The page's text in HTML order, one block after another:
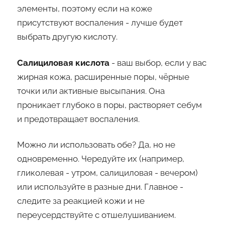
элементы, поэтому если на коже
присутствуют воспаления - лучше будет
выбрать другую кислоту.
Салициловая кислота - ваш выбор, если у вас
жирная кожа, расширенные поры, чёрные
точки или активные высыпания. Она
проникает глубоко в поры, растворяет себум
и предотвращает воспаления.
Можно ли использовать обе? Да, но не
одновременно. Чередуйте их (например,
гликолевая - утром, салициловая - вечером)
или используйте в разные дни. Главное -
следите за реакцией кожи и не
переусердствуйте с отшелушиванием.